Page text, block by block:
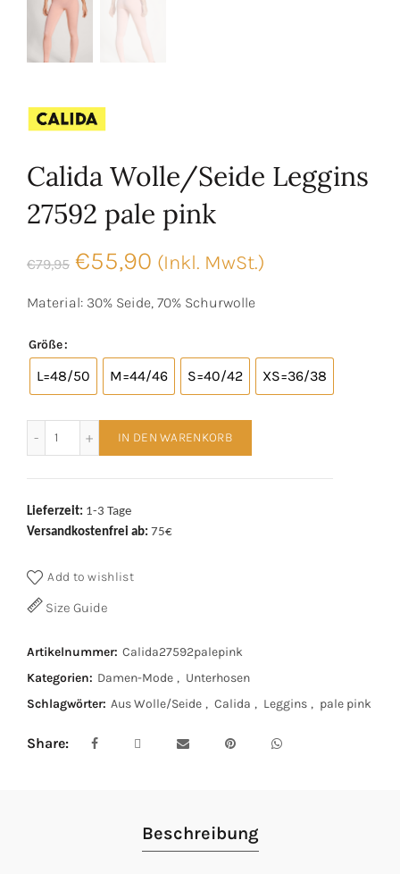
Calida Wolle/Seide Leggins
27592 pale pink
€79,95 Ursprünglicher
Preis
€79,95
€55,90 Aktueller
Preis
€55,90.
(Inkl. MwSt.)
Material: 30% Seide, 70% Schurwolle
Größe
L=48/50 M=44/46 S=40/42 XS=36/38
IN DEN WARENKORB
Lieferzeit: 1-3 Tage
Versandkostenfrei ab: 75€
Add to wishlist
Size Guide
Artikelnummer: Calida27592palepink
Kategorien: Damen-Mode , Unterhosen
Schlagwörter: Aus Wolle/Seide , Calida , Leggins , pale pink
Share
Beschreibung